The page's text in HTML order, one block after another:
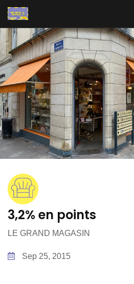
3,2% en points
LE GRAND MAGASIN
Sep 25, 2015